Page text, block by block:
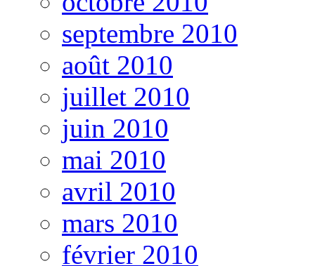
septembre 2010
août 2010
juillet 2010
juin 2010
mai 2010
avril 2010
mars 2010
février 2010